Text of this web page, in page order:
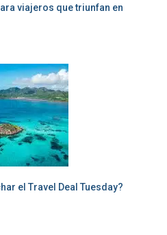
viajeros que triunfan en
el Travel Deal Tuesday?